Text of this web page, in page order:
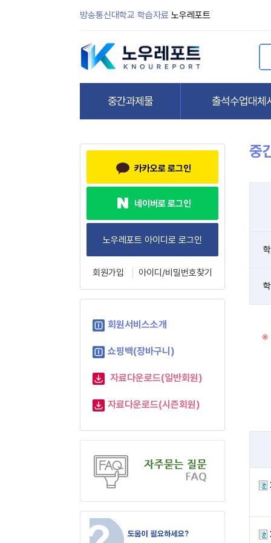
방송통신대학교 학습자료 노우레포트
카카오로 로그인
네이버로 로그인
회원가입 아이디/비밀번호찾기
회원서비스소개
쇼핑백(장바구니)
자료다운로드(일반회원)
자료다운로드(시즌회원)
중
※